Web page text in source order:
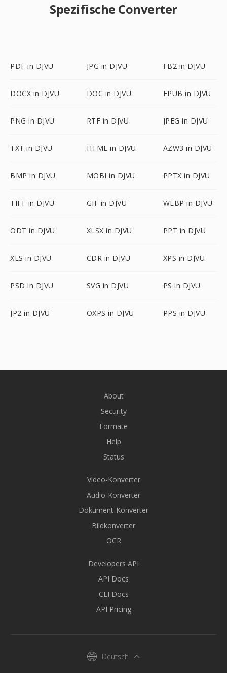
Spezifische Converter
PDF in DJVU JPG in DJVU FB2 in DJVU
DOCX in DJVU DOC in DJVU EPUB in DJVU
PNG in DJVU RTF in DJVU JPEG in DJVU
TXT in DJVU HTML in DJVU AZW3 in DJVU
BMP in DJVU MOBI in DJVU PPTX in DJVU
TIFF in DJVU GIF in DJVU WEBP in DJVU
ODT in DJVU XLSX in DJVU PPT in DJVU
XLS in DJVU CDR in DJVU XPS in DJVU
PSD in DJVU SVG in DJVU PS in DJVU
JP2 in DJVU OXPS in DJVU PPS in DJVU
About
Security
Formate
Help
Status
Video-Konverter
Audio-Konverter
Dokument-Konverter
Bildkonverter
OCR
Developers API
API Docs
CLI Docs
API Pricing
Deutsch